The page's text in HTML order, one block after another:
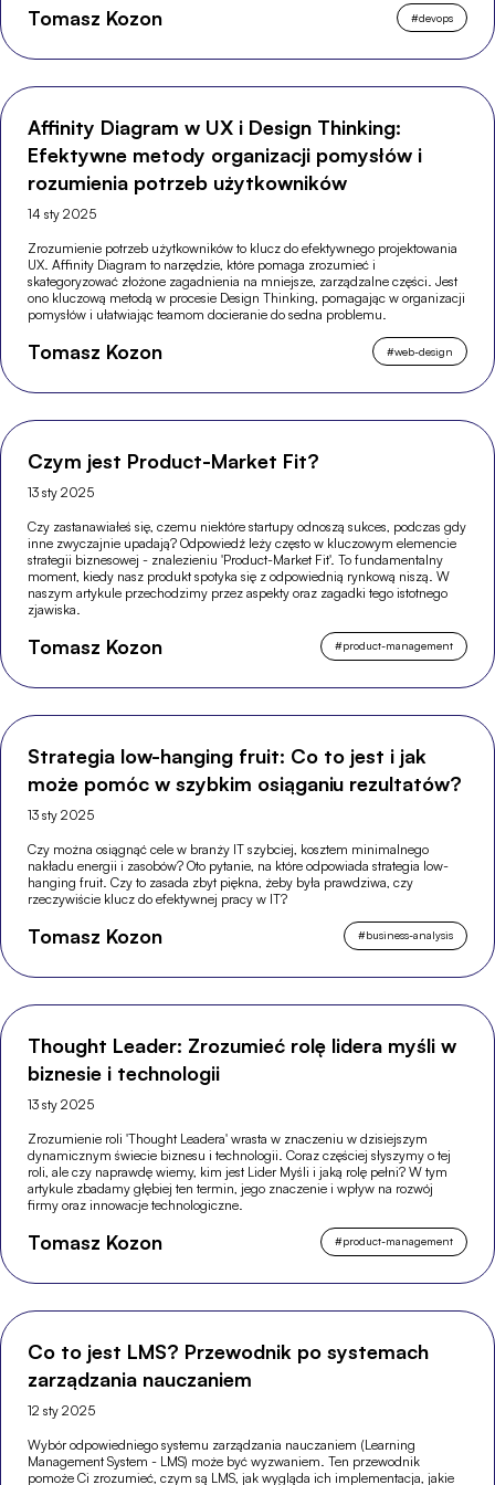
Tomasz Kozon #devops
Affinity Diagram w UX i Design Thinking:
Efektywne metody organizacji pomysłów i
rozumienia potrzeb użytkowników
14 sty 2025
Zrozumienie potrzeb użytkowników to klucz do efektywnego projektowania
UX. Affinity Diagram to narzędzie, które pomaga zrozumieć i
skategoryzować złożone zagadnienia na mniejsze, zarządzalne części. Jest
ono kluczową metodą w procesie Design Thinking, pomagając w organizacji
pomysłów i ułatwiając teamom docieranie do sedna problemu.
Tomasz Kozon #web-design
Czym jest Product-Market Fit?
13 sty 2025
Czy zastanawiałeś się, czemu niektóre startupy odnoszą sukces, podczas gdy
inne zwyczajnie upadają? Odpowiedź leży często w kluczowym elemencie
strategii biznesowej - znalezieniu 'Product-Market Fit'. To fundamentalny
moment, kiedy nasz produkt spotyka się z odpowiednią rynkową niszą. W
naszym artykule przechodzimy przez aspekty oraz zagadki tego istotnego
zjawiska.
Tomasz Kozon #product-management
Strategia low-hanging fruit: Co to jest i jak
może pomóc w szybkim osiąganiu rezultatów?
13 sty 2025
Czy można osiągnąć cele w branży IT szybciej, kosztem minimalnego
nakładu energii i zasobów? Oto pytanie, na które odpowiada strategia low-
hanging fruit. Czy to zasada zbyt piękna, żeby była prawdziwa, czy
rzeczywiście klucz do efektywnej pracy w IT?
Tomasz Kozon #business-analysis
Thought Leader: Zrozumieć rolę lidera myśli w
biznesie i technologii
13 sty 2025
Zrozumienie roli 'Thought Leadera' wrasta w znaczeniu w dzisiejszym
dynamicznym świecie biznesu i technologii. Coraz częściej słyszymy o tej
roli, ale czy naprawdę wiemy, kim jest Lider Myśli i jaką rolę pełni? W tym
artykule zbadamy głębiej ten termin, jego znaczenie i wpływ na rozwój
firmy oraz innowacje technologiczne.
Tomasz Kozon #product-management
Co to jest LMS? Przewodnik po systemach
zarządzania nauczaniem
12 sty 2025
Wybór odpowiedniego systemu zarządzania nauczaniem (Learning
Management System - LMS) może być wyzwaniem. Ten przewodnik
pomoże Ci zrozumieć, czym są LMS, jak wygląda ich implementacja, jakie